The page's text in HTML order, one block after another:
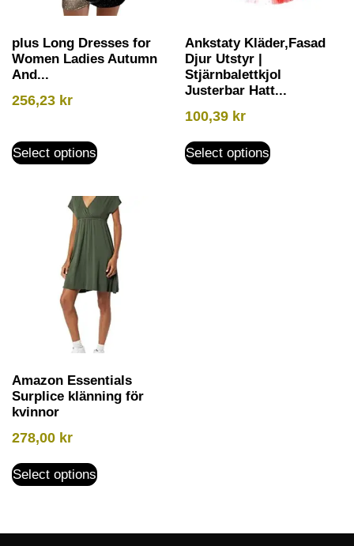
plus Long Dresses for
Women Ladies Autumn
And...
256,23 kr
Select options
Ankstaty Kläder,Fasad
Djur Utstyr |
Stjärnbalettkjol
Justerbar Hatt...
100,39 kr
Select options
Amazon Essentials
Surplice klänning för
kvinnor
278,00 kr
Select options